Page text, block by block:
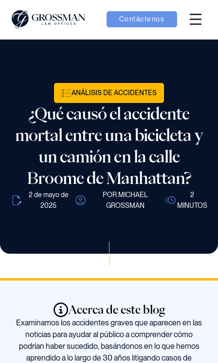
Contáctenos
Menú
Resultados
Aprender
ANÁLISIS DE ACCIDENTES
¿Qué causó el accidente
mortal entre una bicicleta y
un camión en la calle
Broome de Manhattan?
2 de mayo de
2025
POR MICHAEL
GROSSMAN
2
MINUTOS
Acerca de este blog
Examinamos los accidentes graves que aparecen en las
noticias para ayudar al público a comprender cómo
podrían haber sucedido, basándonos en lo que hemos
aprendido a lo largo de 30 años litigando casos de